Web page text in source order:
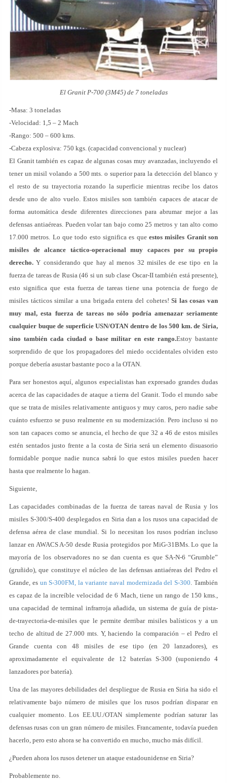
El Granit P-700 (3M45) de 7 toneladas
-Masa: 3 toneladas
-Velocidad: 1,5 – 2 Mach
-Rango: 500 – 600 kms.
-Cabeza explosiva: 750 kgs. (capacidad convencional y nuclear)
El Granit también es capaz de algunas cosas muy avanzadas, incluyendo el
tener un misil volando a 500 mts. o superior para la detección del blanco y
el resto de su trayectoria rozando la superficie mientras recibe los datos
desde uno de alto vuelo. Estos misiles son también capaces de atacar de
forma automática desde diferentes direcciones para abrumar mejor a las
defensas antiaéreas. Pueden volar tan bajo como 25 metros y tan alto como
17.000 metros. Lo que todo esto significa es que estos misiles Granit son
misiles de alcance táctico-operacional muy capaces por su propio
derecho. Y considerando que hay al menos 32 misiles de ese tipo en la
fuerza de tareas de Rusia (46 si un sub clase Oscar-II también está presente),
esto significa que esta fuerza de tareas tiene una potencia de fuego de
misiles tácticos similar a una brigada entera del cohetes!Si las cosas van
muy mal, esta fuerza de tareas no sólo podría amenazar seriamente
cualquier buque de superficie USN/OTAN dentro de los 500 km. de Siria,
sino también cada ciudad o base militar en este rango.Estoy bastante
sorprendido de que los propagadores del miedo occidentales olviden esto
porque debería asustar bastante poco a la OTAN.
Para ser honestos aquí, algunos especialistas han expresado grandes dudas
acerca de las capacidades de ataque a tierra del Granit. Todo el mundo sabe
que se trata de misiles relativamente antiguos y muy caros, pero nadie sabe
cuánto esfuerzo se puso realmente en su modernización. Pero incluso si no
son tan capaces como se anuncia, el hecho de que 32 a 46 de estos misiles
estén sentados justo frente a la costa de Siria será un elemento disuasorio
formidable porque nadie nunca sabrá lo que estos misiles pueden hacer
hasta que realmente lo hagan.
Siguiente,
Las capacidades combinadas de la fuerza de tareas naval de Rusia y los
misiles S-300/S-400 desplegados en Siria dan a los rusos una capacidad de
defensa aérea de clase mundial. Si lo necesitan los rusos podrían incluso
lanzar en AWACS A-50 desde Rusia protegidos por MiG-31BMs. Lo que la
mayoría de los observadores no se dan cuenta es que SA-N-6 “Grumble”
(gruñido), que constituye el núcleo de las defensas antiaéreas del Pedro el
Grande, es un S-300FM, la variante naval modernizada del S-300. También
es capaz de la increíble velocidad de 6 Mach, tiene un rango de 150 kms.,
una capacidad de terminal infrarroja añadida, un sistema de guía de pista-
de-trayectoria-de-misiles que le permite derribar misiles balísticos y a un
techo de altitud de 27.000 mts. Y, haciendo la comparación – el Pedro el
Grande cuenta con 48 misiles de ese tipo (en 20 lanzadores), es
aproximadamente el equivalente de 12 baterías S-300 (suponiendo 4
lanzadores por batería).
Una de las mayores debilidades del despliegue de Rusia en Siria ha sido el
relativamente bajo número de misiles que los rusos podrían disparar en
cualquier momento. Los EE.UU./OTAN simplemente podrían saturar las
defensas rusas con un gran número de misiles. Francamente, todavía pueden
hacerlo, pero esto ahora se ha convertido en mucho, mucho más difícil.
¿Pueden ahora los rusos detener un ataque estadounidense en Siria?
Probablemente no.